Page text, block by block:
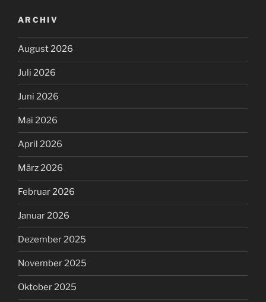
ARCHIV
August 2026
Juli 2026
Juni 2026
Mai 2026
April 2026
März 2026
Februar 2026
Januar 2026
Dezember 2025
November 2025
Oktober 2025